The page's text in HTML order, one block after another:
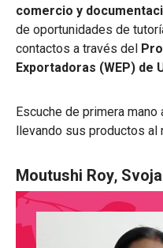
comercio y
de oportunidades de
contactos a través del
Exportadoras (WEP) de
Escuche de primera
llevando sus productos al
Moutushi Roy,